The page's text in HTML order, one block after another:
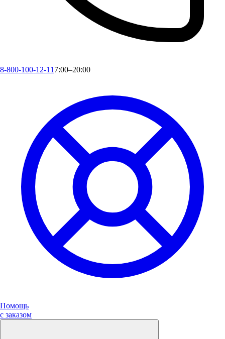
8-800-100-12-11 7:00–20:00
Помощь
с заказом